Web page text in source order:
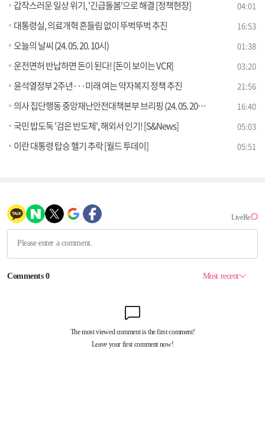
갑작스러운 일상 위기, '긴급돌봄'으로 해결 [정책현장] 04:01
대통령실, 의료개혁 흔들림 없이 뚜벅뚜벅 추진 16:53
오늘의 날씨 (24. 05. 20. 10시) 01:38
운전면허 반납하면 돈이 된다! [돈이 보이는 VCR] 03:20
윤석열정부 2주년···미래 여는 약자복지 정책 추진 21:56
의사 집단행동 중앙재난안전대책본부 브리핑 (24. 05. 20. 11시) 16:40
국민 밥도둑 '검은 반도체', 해외서 인기! [S&News] 05:03
이란 대통령 탑승 헬기 추락 [월드 투데이] 05:51